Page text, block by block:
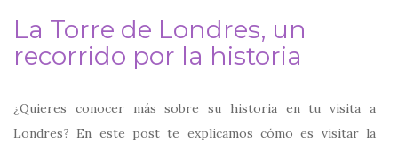
La Torre de Londres, un
recorrido por la historia
¿Quieres conocer más sobre su historia en tu visita a
Londres? En este post te explicamos cómo es visitar la